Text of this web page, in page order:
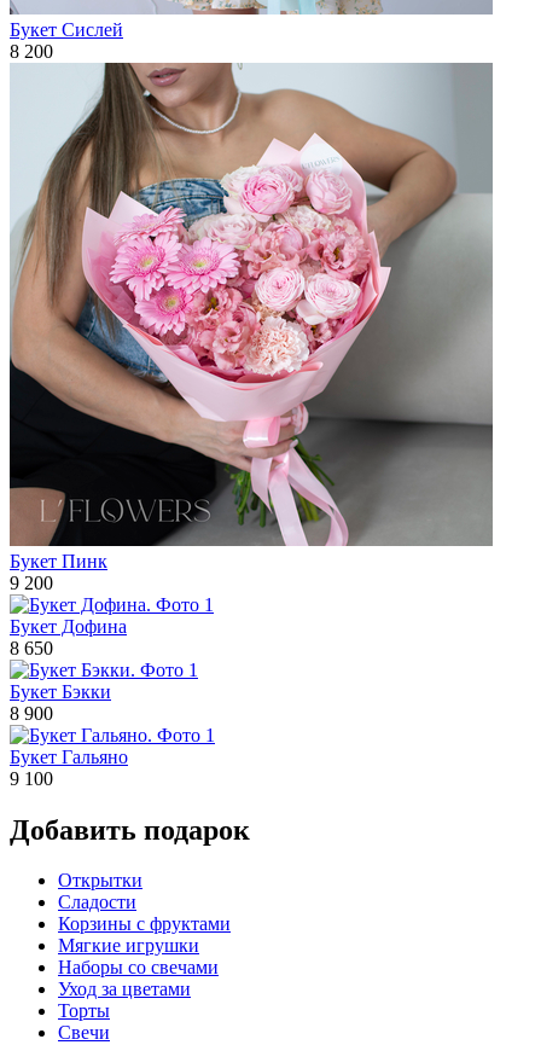
Букет Сислей
8 200
Букет Пинк
9 200
Букет Дофина
8 650
Букет Бэкки
8 900
Букет Гальяно
9 100
Добавить подарок
Открытки
Сладости
Корзины с фруктами
Мягкие игрушки
Наборы со свечами
Уход за цветами
Торты
Свечи